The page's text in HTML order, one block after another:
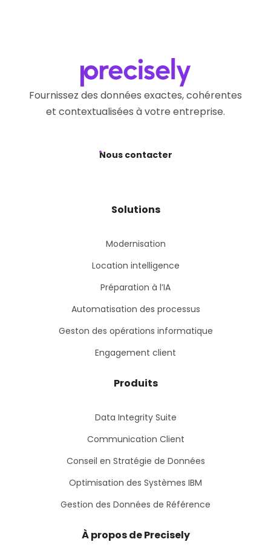
Fournissez des données exactes, cohérentes
et contextualisées à votre entreprise.
Nous contacter
Solutions
Modernisation
Location intelligence
Préparation à l’IA
Automatisation des processus
Geston des opérations informatique
Engagement client
Produits
Data Integrity Suite
Communication Client
Conseil en Stratégie de Données
Optimisation des Systèmes IBM
Gestion des Données de Référence
À propos de Precisely